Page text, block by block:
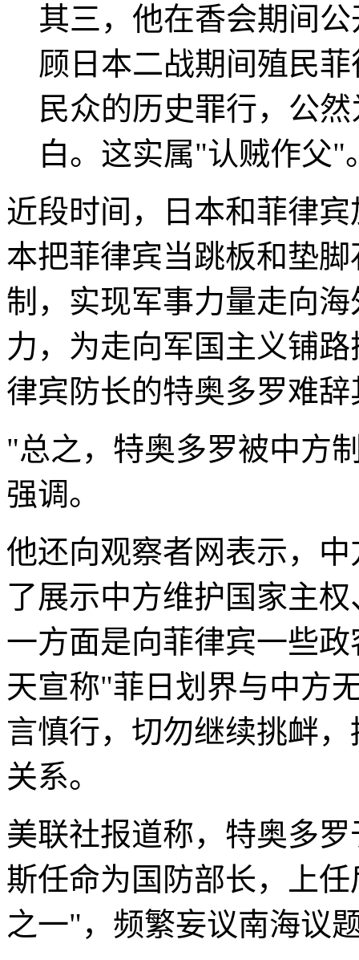
其三，他在香会期间
顾日本二战期间殖民
民众的历史罪行，公
白。这实属"认贼作父"
近段时间，日本和菲律
本把菲律宾当跳板和垫
制，实现军事力量走向
力，为走向军国主义铺
律宾防长的特奥多罗难辞
"总之，特奥多罗被中方
强调。
他还向观察者网表示，
了展示中方维护国家主
一方面是向菲律宾一些
天宣称"菲日划界与中方
言慎行，切勿继续挑衅
关系。
美联社报道称，特奥多
斯任命为国防部长，上
之一"，频繁妄议南海议